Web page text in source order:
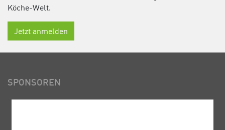
Köche-Welt.
Jetzt anmelden
SPONSOREN